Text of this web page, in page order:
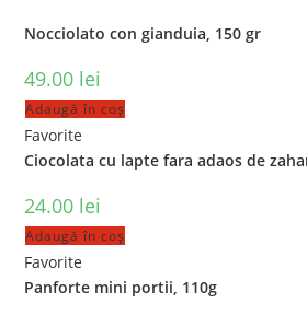
Nocciolato con gianduia, 150 gr
49.00 lei
Adaugă în coș
Favorite
Ciocolata cu lapte fara adaos de
24.00 lei
Adaugă în coș
Favorite
Panforte mini portii, 110g